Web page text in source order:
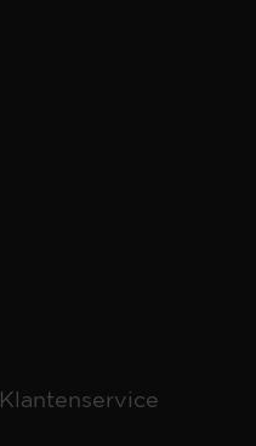
Klantenservice